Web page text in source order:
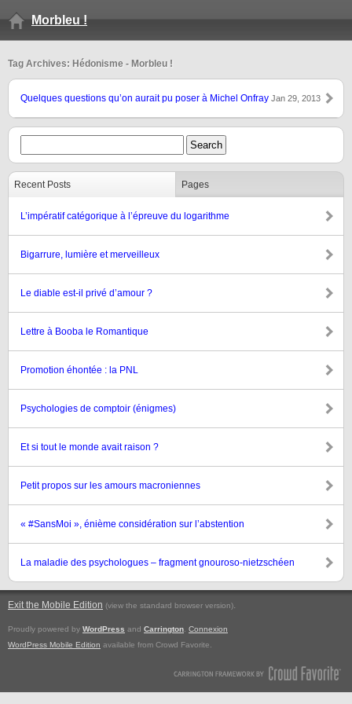
Morbleu !
Tag Archives: Hédonisme - Morbleu !
Quelques questions qu’on aurait pu poser à Michel Onfray Jan 29, 2013
Recent Posts Pages
L’impératif catégorique à l’épreuve du logarithme
Bigarrure, lumière et merveilleux
Le diable est-il privé d’amour ?
Lettre à Booba le Romantique
Promotion éhontée : la PNL
Psychologies de comptoir (énigmes)
Et si tout le monde avait raison ?
Petit propos sur les amours macroniennes
« #SansMoi », énième considération sur l’abstention
La maladie des psychologues – fragment gnouroso-nietzschéen
Exit the Mobile Edition (view the standard browser version).
Proudly powered by WordPress and Carrington Connexion
WordPress Mobile Edition available from Crowd Favorite.